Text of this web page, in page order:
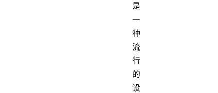
是
一
种
流
行
的
设